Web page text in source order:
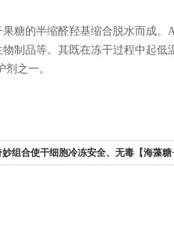
糖的半缩醛羟基缩合脱水而成
制品等。其既在冻干过程中起
之一。
妙组合使干细胞冷冻安全、无毒【海藻糖